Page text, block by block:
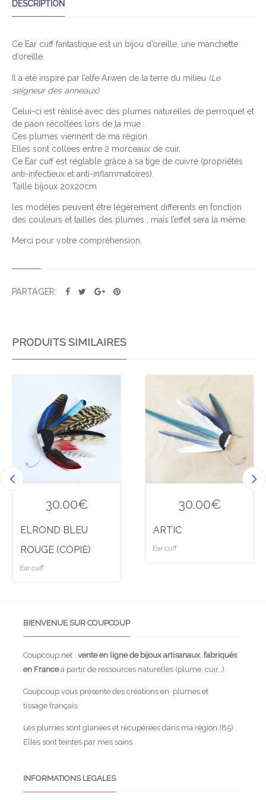
N
T
T
É
D
E
R
W
E
N
B
L
E
U
DESCRIPTION
Ce Ear cuff fantastique est un bijou d’oreille, une manchette
d’oreille.
Il a été inspiré par l’elfe Arwen de la terre du milieu (Le
seigneur des anneaux)
Celui-ci est réalisé avec des plumes naturelles de perroquet et
de paon récoltées lors de la mue .
Ces plumes viennent de ma région .
Elles sont collées entre 2 morceaux de cuir.
Ce Ear cuff est réglable grâce à sa tige de cuivre (propriétés
anti-infectieux et anti-inflammatoires).
Taille bijoux 20x20cm
les modèles peuvent être légèrement différents en fonction
des couleurs et tailles des plumes , mais l’effet sera la même.
Merci pour votre compréhension.
PARTAGER:
PRODUITS SIMILAIRES
30.00€
ELROND BLEU
ROUGE (COPIE)
Ear cuff
à la
wis
30.00€
ARTIC
Ear cuff
BIENVENUE SUR COUPCOUP
Coupcoup.net : vente en ligne de bijoux artisanaux, fabriqués
en Franceà partir de ressources naturelles (plume, cuir…).
Coupcoup vous présente des créations en plumes et
tissage français.
Les plumes sont glanées et récupérées dans ma région (85) .
Elles sont teintes par mes soins.
INFORMATIONS LEGALES